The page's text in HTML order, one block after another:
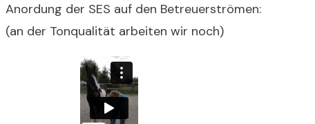
Anordung der SES auf den Betreuerströmen:
(an der Tonqualität arbeiten wir noch)